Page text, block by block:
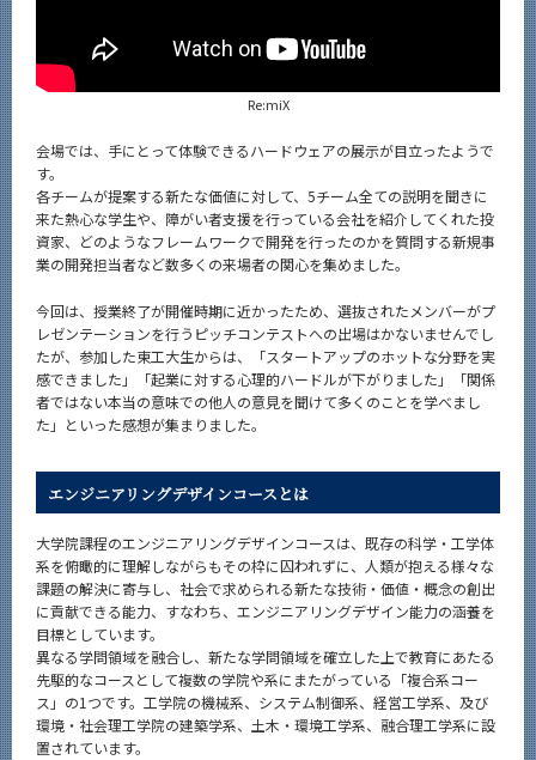
Re:miX
会場では、手にとって体験できるハードウェアの展示が目立ったようで
す。
各チームが提案する新たな価値に対して、5チーム全ての説明を聞きに
来た熱心な学生や、障がい者支援を行っている会社を紹介してくれた投
資家、どのようなフレームワークで開発を行ったのかを質問する新規事
業の開発担当者など数多くの来場者の関心を集めました。
今回は、授業終了が開催時期に近かったため、選抜されたメンバーがプ
レゼンテーションを行うピッチコンテストへの出場はかないませんでし
たが、参加した東工大生からは、「スタートアップのホットな分野を実
感できました」「起業に対する心理的ハードルが下がりました」「関係
者ではない本当の意味での他人の意見を聞けて多くのことを学べまし
た」といった感想が集まりました。
エンジニアリングデザインコースとは
大学院課程のエンジニアリングデザインコースは、既存の科学・工学体
系を俯瞰的に理解しながらもその枠に囚われずに、人類が抱える様々な
課題の解決に寄与し、社会で求められる新たな技術・価値・概念の創出
に貢献できる能力、すなわち、エンジニアリングデザイン能力の涵養を
目標としています。
異なる学問領域を融合し、新たな学問領域を確立した上で教育にあたる
先駆的なコースとして複数の学院や系にまたがっている「複合系コー
ス」の1つです。工学院の機械系、システム制御系、経営工学系、及び
環境・社会理工学院の建築学系、土木・環境工学系、融合理工学系に設
置されています。